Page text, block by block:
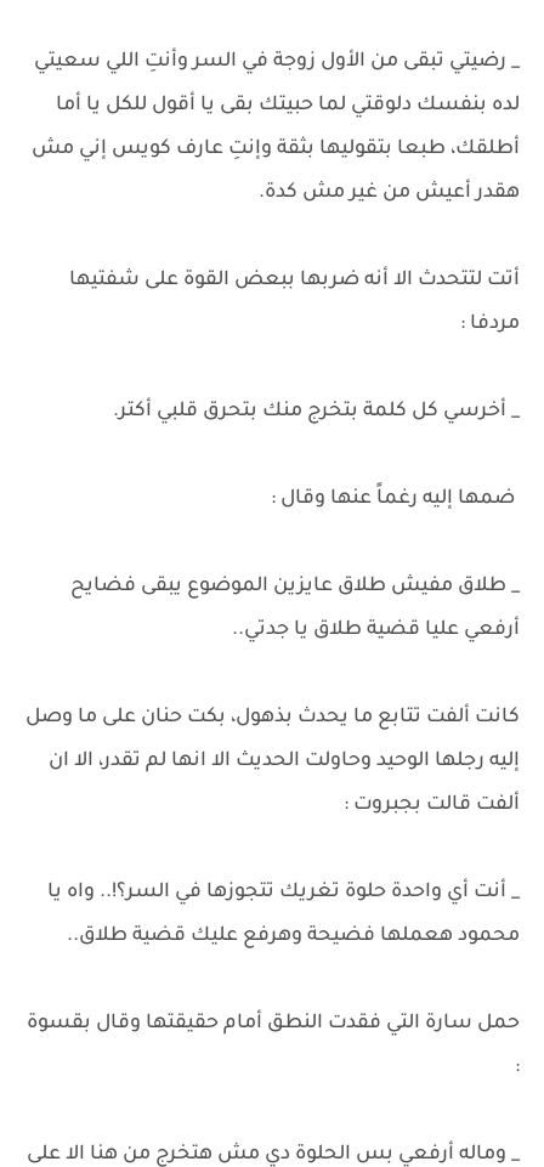
_ رضيتي تبقى من الأول زوجة في السر وأنتِ اللي سعيتي
لده بنفسك دلوقتي لما حبيتك بقى يا أقول للكل يا أما
أطلقك، طبعا بتقوليها بثقة وإنتِ عارف كويس إني مش
هقدر أعيش من غير مش كدة.
أتت لتتحدث الا أنه ضربها ببعض القوة على شفتيها
مردفا :
_ أخرسي كل كلمة بتخرج منك بتحرق قلبي أكتر.
ضمها إليه رغماً عنها وقال :
_ طلاق مفيش طلاق عايزين الموضوع يبقى فضايح
أرفعي عليا قضية طلاق يا جدتي..
كانت ألفت تتابع ما يحدث بذهول، بكت حنان على ما وصل
إليه رجلها الوحيد وحاولت الحديث الا انها لم تقدر، الا ان
ألفت قالت بجبروت :
_ أنت أي واحدة حلوة تغريك تتجوزها في السر؟!.. واه يا
محمود هعملها فضيحة وهرفع عليك قضية طلاق..
حمل سارة التي فقدت النطق أمام حقيقتها وقال بقسوة
:
_ وماله أرفعي بس الحلوة دي مش هتخرج من هنا الا على